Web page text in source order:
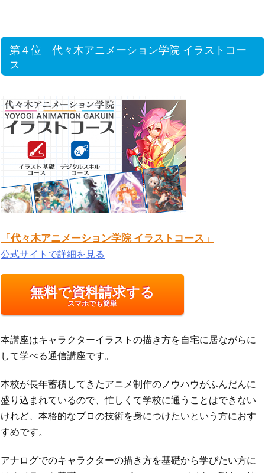
第４位 代々木アニメーション学院 イラストコー
ス
「代々木アニメーション学院 イラストコース」
公式サイトで詳細を見る
無料で資料請求する
スマホでも簡単
本講座はキャラクターイラストの描き方を自宅に居ながらに
して学べる通信講座です。
本校が長年蓄積してきたアニメ制作のノウハウがふんだんに
盛り込まれているので、忙しくて学校に通うことはできない
けれど、本格的なプロの技術を身につけたいという方におす
すめです。
アナログでのキャラクターの描き方を基礎から学びたい方に